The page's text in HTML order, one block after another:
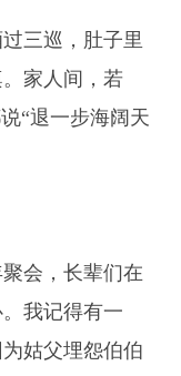
三巡，肚子里
家人间，若
“退一步海阔天
会，长辈们在
我记得有一
姑父埋怨伯伯